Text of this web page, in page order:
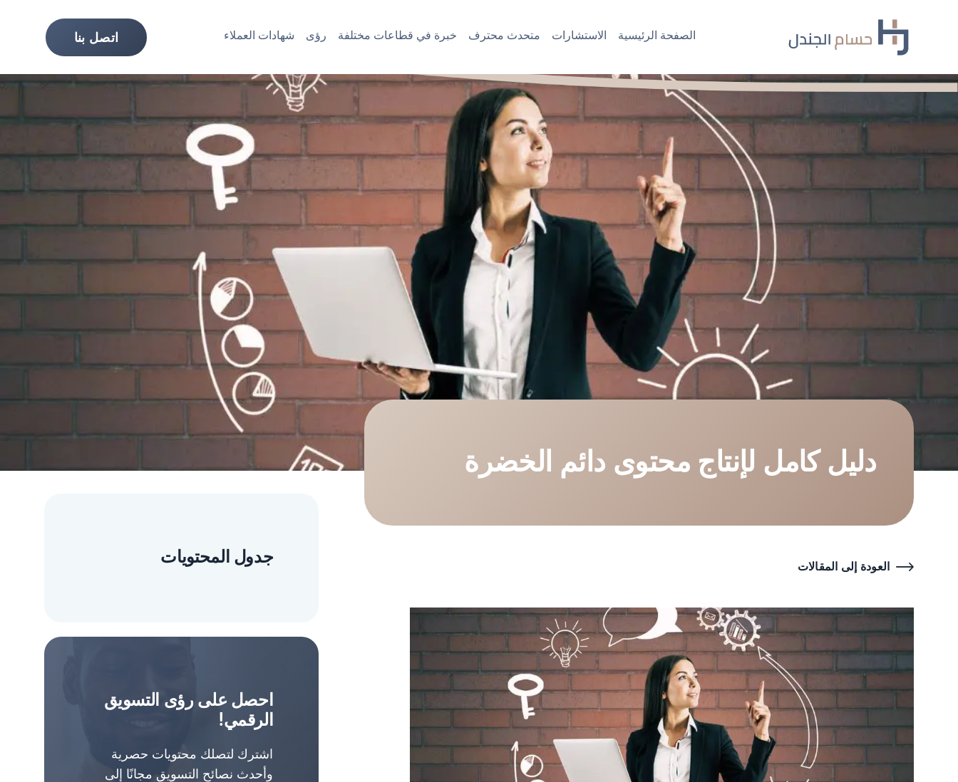
content
الصفحة الرئيسية الاستشارات متحدث محترف خبرة في قطاعات مختلفة رؤى شهادات العملاء اتصل بنا
دليل كامل لإنتاج محتوى دائم الخضرة
العودة إلى المقالات جدول المحتويات
احصل على رؤى التسويق
الرقمي!
اشترك لتصلك محتويات حصرية
وأحدث نصائح التسويق مجانًا إلى